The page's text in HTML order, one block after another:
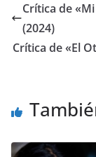
Crítica de
(2024)
Crítica de «El